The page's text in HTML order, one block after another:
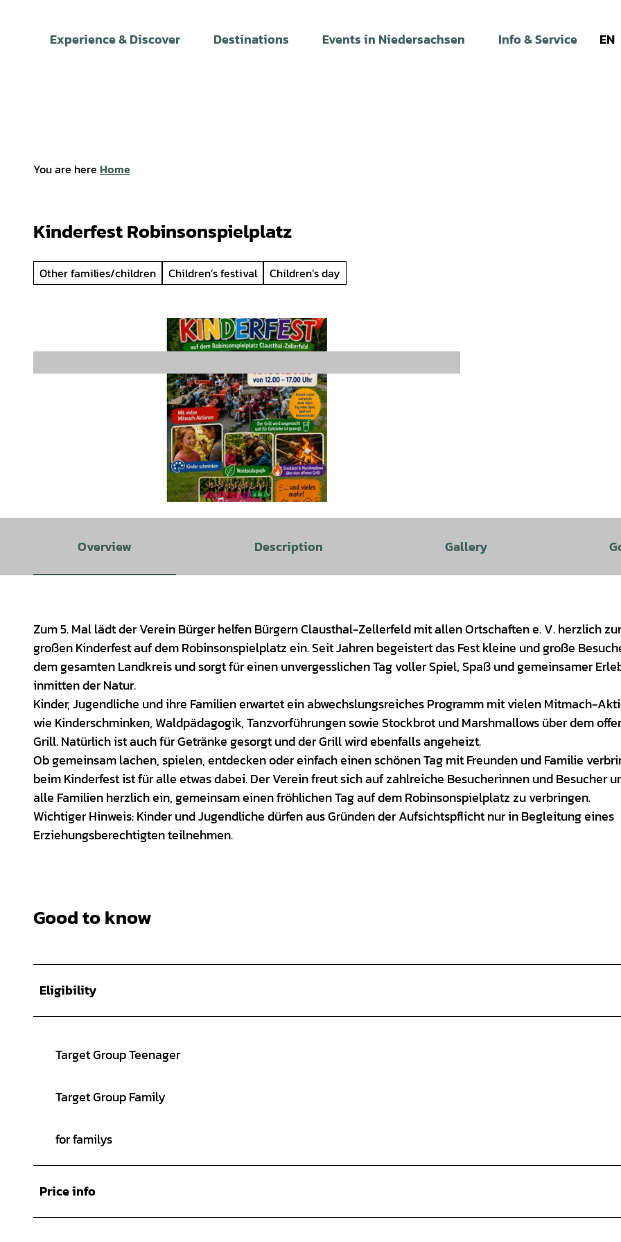
Experience & Discover Destinations Events in Niedersachsen Info & Service EN
You are here Home
Kinderfest Robinsonspielplatz
Other families/children Children’s festival Children’s day
Overview Description Gallery
Zum 5. Mal lädt der Verein Bürger helfen Bürgern Clausthal-Zellerfeld mit allen Ortschaften e. V. herzlich
großen Kinderfest auf dem Robinsonspielplatz ein. Seit Jahren begeistert das Fest kleine und große
dem gesamten Landkreis und sorgt für einen unvergesslichen Tag voller Spiel, Spaß und gemeinsamer
inmitten der Natur.
Kinder, Jugendliche und ihre Familien erwartet ein abwechslungsreiches Programm mit vielen Mitmach-
wie Kinderschminken, Waldpädagogik, Tanzvorführungen sowie Stockbrot und Marshmallows über dem
Grill. Natürlich ist auch für Getränke gesorgt und der Grill wird ebenfalls angeheizt.
Ob gemeinsam lachen, spielen, entdecken oder einfach einen schönen Tag mit Freunden und Familie
beim Kinderfest ist für alle etwas dabei. Der Verein freut sich auf zahlreiche Besucherinnen und Besucher
alle Familien herzlich ein, gemeinsam einen fröhlichen Tag auf dem Robinsonspielplatz zu verbringen.
Wichtiger Hinweis: Kinder und Jugendliche dürfen aus Gründen der Aufsichtspflicht nur in Begleitung eines
Erziehungsberechtigten teilnehmen.
Good to know
Eligibility
Target Group Teenager
Target Group Family
for familys
Price info